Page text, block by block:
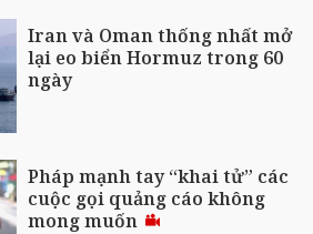
Iran và Oman thống nhất mở
lại eo biển Hormuz trong 60
ngày
Pháp mạnh tay “khai tử” các
cuộc gọi quảng cáo không
mong muốn